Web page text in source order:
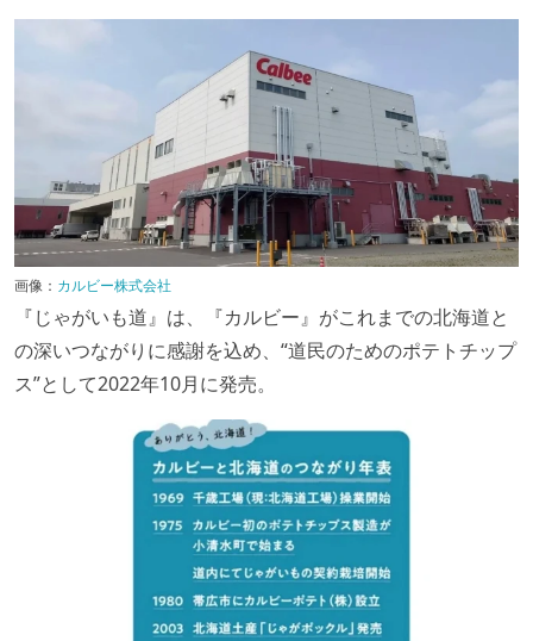
画像： カルビー株式会社
『じゃがいも道』は、『カルビー』がこれまでの北海道と
の深いつながりに感謝を込め、“道民のためのポテトチップ
ス”として2022年10月に発売。